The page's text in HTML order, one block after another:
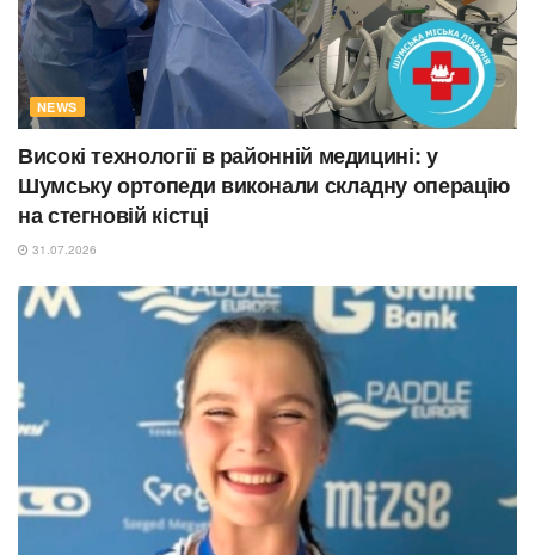
NEWS
Високі технології в районній медицині: у
Шумську ортопеди виконали складну операцію
на стегновій кістці
31.07.2026